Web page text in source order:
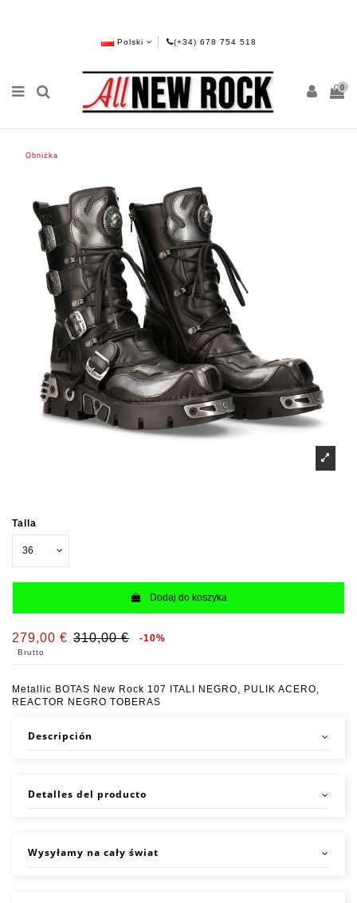
Polski (+34) 678 754 518
0
Obniżka
Talla
Dodaj do koszyka
279,00 € 310,00 € -10%
Brutto
Metallic BOTAS New Rock 107 ITALI NEGRO, PULIK ACERO,
REACTOR NEGRO TOBERAS
Descripción
Detalles del producto
Wysyłamy na cały świat